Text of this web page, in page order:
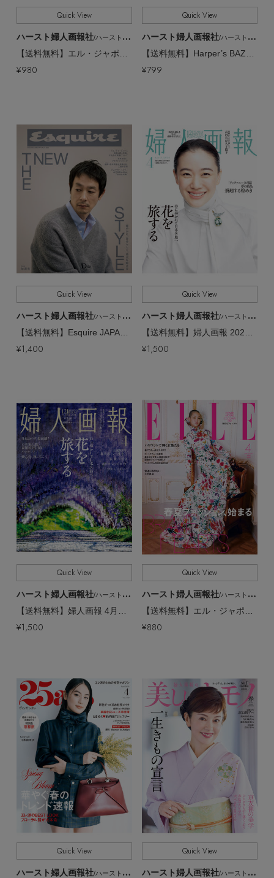
Quick View
ハースト婦人画報社/ハーストフジンガホウシャ
¥980
Quick View
ハースト婦人画報社/ハーストフジンガホウシャ
¥799
Quick View
ハースト婦人画報社/ハーストフジンガホウシャ
【送料無料】Esquire JAPAN No.5 April 2026（2026/2/28発売）
¥1,400
Quick View
ハースト婦人画報社/ハーストフジンガホウシャ
¥1,500
Quick View
ハースト婦人画報社/ハーストフジンガホウシャ
¥1,500
Quick View
ハースト婦人画報社/ハーストフジンガホウシャ
¥880
Quick View
ハースト婦人画報社/ハーストフジンガホウシャ
Quick View
ハースト婦人画報社/ハーストフジンガホウシャ